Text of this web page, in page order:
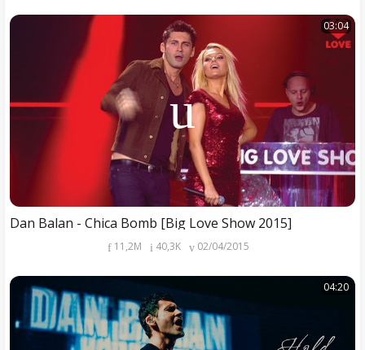
03:04
Dan Balan - Chica Bomb [Big Love Show 2015]
11,2M 40,3K 02/04/2015
04:20